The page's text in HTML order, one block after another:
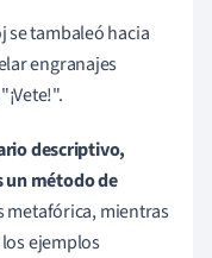
se tambaleó hacia
engranajes
descriptivo,
método de
metafórica, mientras
ejemplos